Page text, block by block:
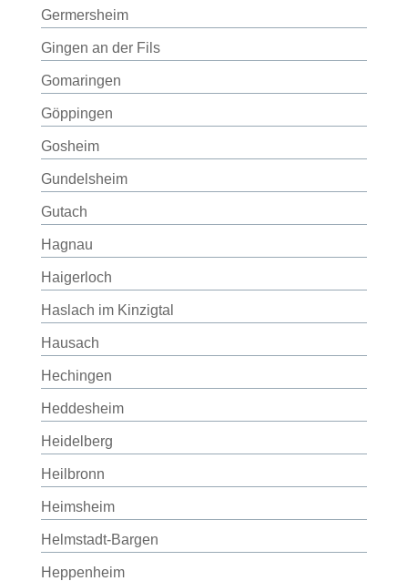
Germersheim
Gingen an der Fils
Gomaringen
Göppingen
Gosheim
Gundelsheim
Gutach
Hagnau
Haigerloch
Haslach im Kinzigtal
Hausach
Hechingen
Heddesheim
Heidelberg
Heilbronn
Heimsheim
Helmstadt-Bargen
Heppenheim